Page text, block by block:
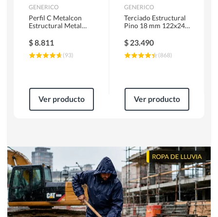
GENERICO
Perfil C Metalcon
Estructural Metal
$8.811
(93)
Ver producto
GENERICO
Terciado Estructural
Pino 18 mm 122x244
$ 23.490
(868)
Ver producto